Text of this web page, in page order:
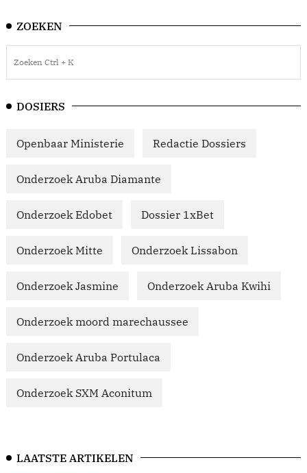
ZOEKEN
DOSIERS
Openbaar Ministerie Redactie Dossiers
Onderzoek Aruba Diamante
Onderzoek Edobet Dossier 1xBet
Onderzoek Mitte Onderzoek Lissabon
Onderzoek Jasmine Onderzoek Aruba Kwihi
Onderzoek moord marechaussee
Onderzoek Aruba Portulaca
Onderzoek SXM Aconitum
LAATSTE ARTIKELEN